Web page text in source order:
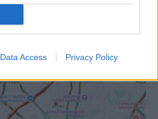
Data Access Privacy Policy